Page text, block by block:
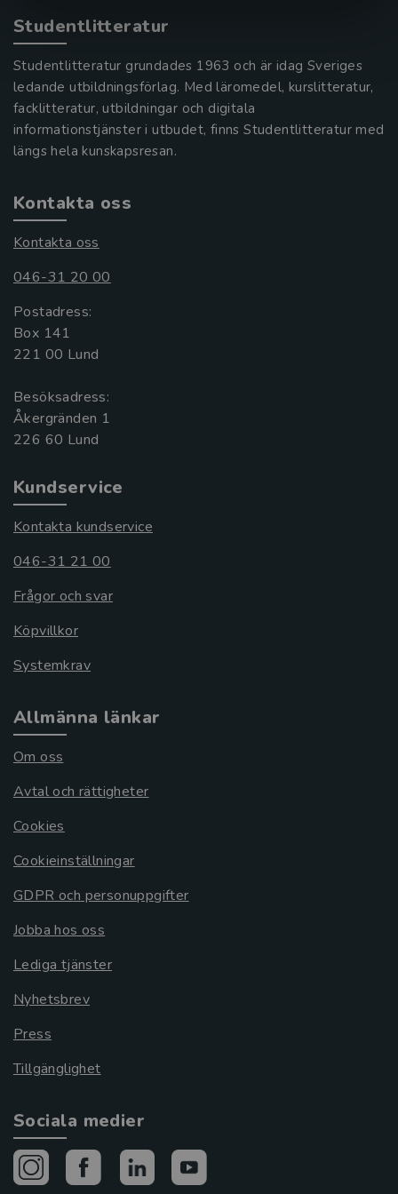
Studentlitteratur
Studentlitteratur grundades 1963 och är idag Sveriges
ledande utbildningsförlag. Med läromedel, kurslitteratur,
facklitteratur, utbildningar och digitala
informationstjänster i utbudet, finns Studentlitteratur med
längs hela kunskapsresan.
Kontakta oss
Kontakta oss
046-31 20 00
Postadress:
Box 141
221 00 Lund
Besöksadress:
Åkergränden 1
Kundservice
Kontakta kundservice
046-31 21 00
Frågor och svar
Köpvillkor
Systemkrav
Allmänna länkar
Om oss
Avtal och rättigheter
Cookies
Cookieinställningar
GDPR och personuppgifter
Jobba hos oss
Lediga tjänster
Nyhetsbrev
Press
Tillgänglighet
Sociala medier